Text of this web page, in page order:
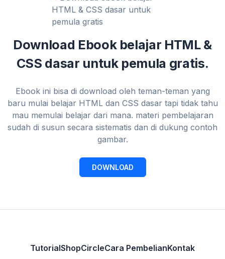
Download Ebook belajar HTML &
CSS dasar untuk pemula gratis.
Ebook ini bisa di download oleh teman-teman yang
baru mulai belajar HTML dan CSS dasar tapi tidak tahu
mau memulai belajar dari mana. materi pembelajaran
sudah di susun secara sistematis dan di dukung contoh
gambar.
DOWNLOAD
TutorialShopCircleCara PembelianKontak